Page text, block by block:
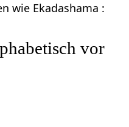
wie Ekadashama :
vor